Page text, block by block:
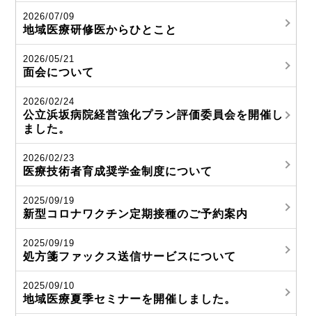
2026/07/09
地域医療研修医からひとこと
2026/05/21
面会について
2026/02/24
公立浜坂病院経営強化プラン評価委員会を開催し
ました。
2026/02/23
医療技術者育成奨学金制度について
2025/09/19
新型コロナワクチン定期接種のご予約案内
2025/09/19
処方箋ファックス送信サービスについて
2025/09/10
地域医療夏季セミナーを開催しました。